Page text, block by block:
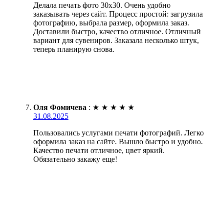
Делала печать фото 30х30. Очень удобно
заказывать через сайт. Процесс простой: загрузила
фотографию, выбрала размер, оформила заказ.
Доставили быстро, качество отличное. Отличный
вариант для сувениров. Заказала несколько штук,
теперь планирую снова.
Оля Фомичева : ★ ★ ★ ★ ★
31.08.2025
Пользовались услугами печати фотографий. Легко
оформила заказ на сайте. Вышло быстро и удобно.
Качество печати отличное, цвет яркий.
Обязательно закажу еще!